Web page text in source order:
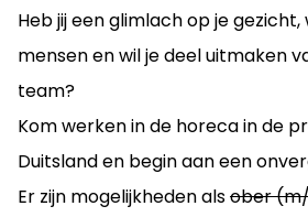
Heb jij een glimlach op je
mensen en wil je deel uitmaken
team?
Kom werken in de horeca in de
Duitsland en begin aan een
Er zijn mogelijkheden alsober